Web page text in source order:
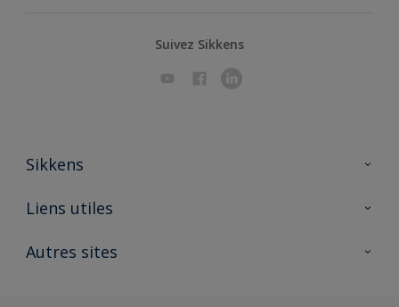
Suivez Sikkens
Sikkens
A propos de Sikkens
Liens utiles
Ouvrir un magasin PASS
Autres sites